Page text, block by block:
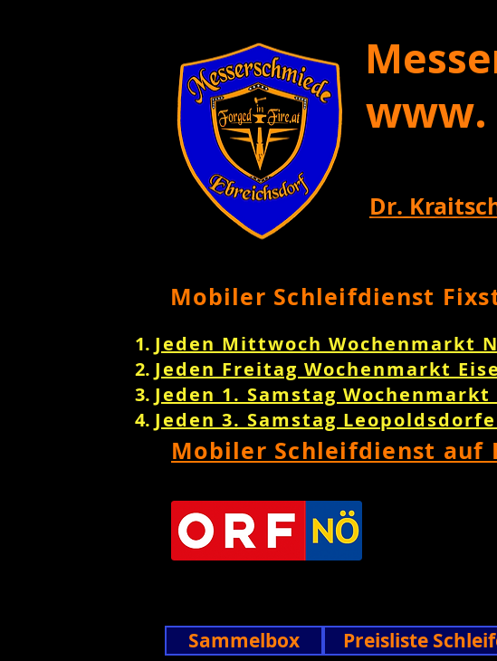
www.
Dr.
Mobiler Schleifdienst
Jeden Mittwoch Wochenmarkt
Jeden Freitag Wochenmarkt
Jeden 1. Samstag
Jeden 3. Samstag
Mobiler Schleifdienst auf
Sammelbox Preisliste